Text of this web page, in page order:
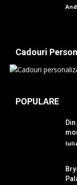
Cadouri
POPULARE